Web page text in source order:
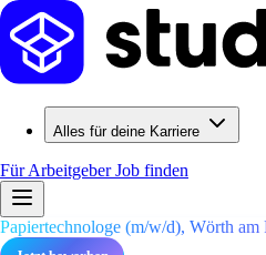
Alles für deine Karriere
Für ArbeitgeberJob finden
Papiertechnologe (m/w/d), Wörth